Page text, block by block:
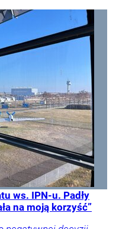
ws. IPN-u. Padły
na moją korzyść”